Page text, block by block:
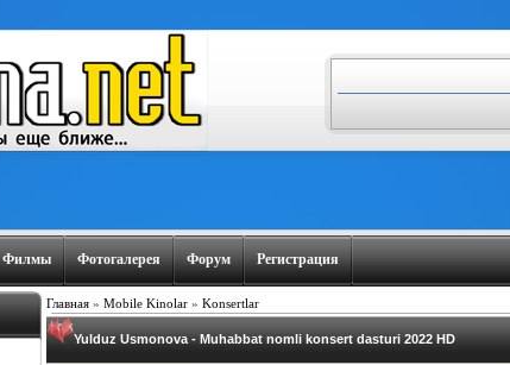
Филмы Фотогалерея Форум Регистрация
Главная» Mobile Kinolar» Konsertlar
Yulduz Usmonova - Muhabbat nomli konsert dasturi 2022 HD